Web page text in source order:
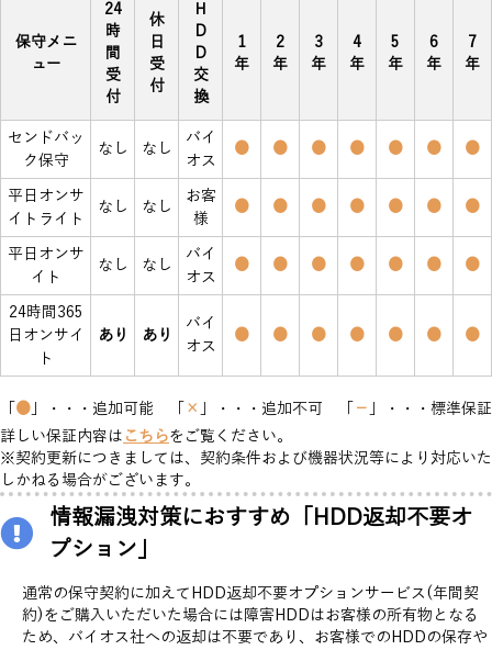
保守メニ
ュー
24
時
間
受
付
休
日
受
付
Ｈ
Ｄ
Ｄ
交
換
1
年
2
年
3
年
4
年
5
年
6
年
7
年
センドバッ
ク保守
なし なし
バイ
オス
● ● ● ● ● ● ●
平日オンサ
イトライト
なし なし
お客
様
● ● ● ● ● ● ●
平日オンサ
イト
なし なし
バイ
オス
● ● ● ● ● ● ●
24時間365
日オンサイ
ト
あり あり
バイ
オス
● ● ● ● ● ● ●
● 」・・・追加可能 「 × 」・・・追加不可 「 －
」・・・標準保証
詳しい保証内容は こちらをご覧ください。
※契約更新につきましては、契約条件および機器状況等により対応いた
しかねる場合がございます。
情報漏洩対策におすすめ「HDD返却不要オ
プション」
通常の保守契約に加えてHDD返却不要オプションサービス(年間契
約)をご購入いただいた場合には障害HDDはお客様の所有物となる
ため、バイオス社への返却は不要であり、お客様でのHDDの保存や